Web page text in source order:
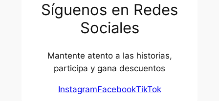
Síguenos en Redes
Sociales
Mantente atento a las historias,
participa y gana descuentos
InstagramFacebookTikTok